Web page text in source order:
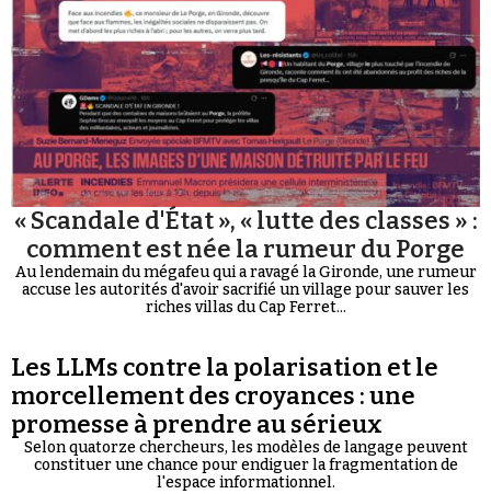
« Scandale d'État », « lutte des classes » :
comment est née la rumeur du Porge
Au lendemain du mégafeu qui a ravagé la Gironde, une rumeur
accuse les autorités d'avoir sacrifié un village pour sauver les
riches villas du Cap Ferret...
Les LLMs contre la polarisation et le
morcellement des croyances : une
promesse à prendre au sérieux
Selon quatorze chercheurs, les modèles de langage peuvent
constituer une chance pour endiguer la fragmentation de
l'espace informationnel.